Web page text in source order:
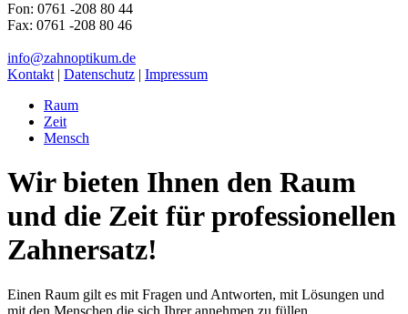
Fon: 0761 -208 80 44
Fax: 0761 -208 80 46
info@zahnoptikum.de
Kontakt | Datenschutz | Impressum
Raum
Zeit
Mensch
Wir bieten Ihnen den Raum
und die Zeit für professionellen
Zahnersatz!
Einen Raum gilt es mit Fragen und Antworten, mit Lösungen und
mit den Menschen die sich Ihrer annehmen zu füllen.